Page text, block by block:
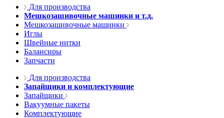
Для производства
Мешкозашивочные машинки и т.д.
Мешкозашивочные машинки
Иглы
Швейные нитки
Балансиры
Запчасти
Для производства
Запайщики и комплектующие
Запайщики
Вакуумные пакеты
Комплектующие